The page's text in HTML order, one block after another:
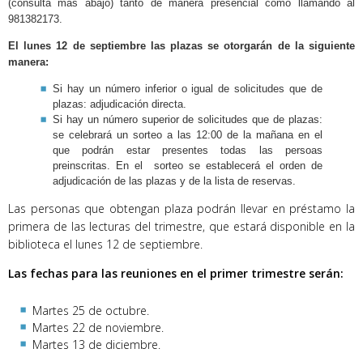
(consulta más abajo) tanto de manera presencial como llamando al
981382173.
El lunes 12 de septiembre las plazas se otorgarán de la siguiente
manera:
Si hay un número inferior o igual de solicitudes que de
plazas: adjudicación directa.
Si hay un número superior de solicitudes que de plazas:
se celebrará un sorteo a las 12:00 de la mañana en el
que podrán estar presentes todas las persoas
preinscritas. En el sorteo se establecerá el orden de
adjudicación de las plazas y de la lista de reservas.
Las personas que obtengan plaza podrán llevar en préstamo la
primera de las lecturas del trimestre, que estará disponible en la
biblioteca el lunes 12 de septiembre.
Las fechas para las reuniones en el primer trimestre serán:
Martes 25 de octubre.
Martes 22 de noviembre.
Martes 13 de diciembre.